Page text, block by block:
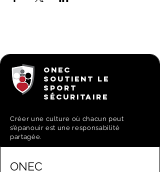
ONEC
SOUTIENT LE
SPORT
SÉCURITAIRE
Créer une culture où chacun peut
s’épanouir est une responsabilité
partagée.
ONEC